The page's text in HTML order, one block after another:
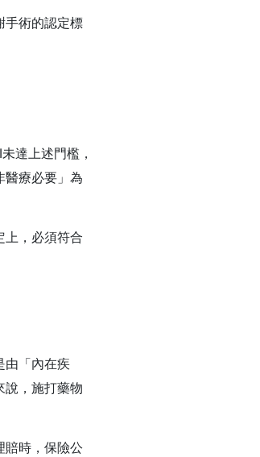
手術的認定標
達上述門檻，
醫療必要」為
上，必須符合
由「內在疾
說，施打藥物
賠時，保險公